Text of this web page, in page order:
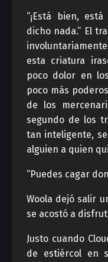
“¡Está bien,
dicho nada.” El
esta criatura
poco dolor en
poco más
de los
segundo de los
tan inteligente,
alguien a quien
“Puedes cagar
Woola dejó salir
se acostó a
Justo cuando
de estiércol en